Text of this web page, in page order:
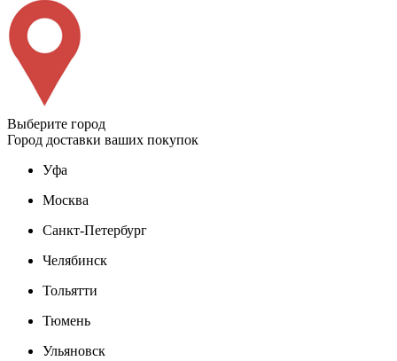
Выберите город
Город доставки ваших покупок
Уфа
Москва
Санкт-Петербург
Челябинск
Тольятти
Тюмень
Ульяновск